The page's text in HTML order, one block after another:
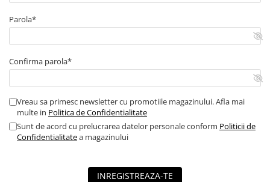
Parola*
Confirma parola*
Vreau sa primesc newsletter cu promotiile magazinului. Afla mai
multe in Politica de Confidentialitate
Sunt de acord cu prelucrarea datelor personale conform Politicii de
Confidentialitatea magazinului
INREGISTREAZA-TE